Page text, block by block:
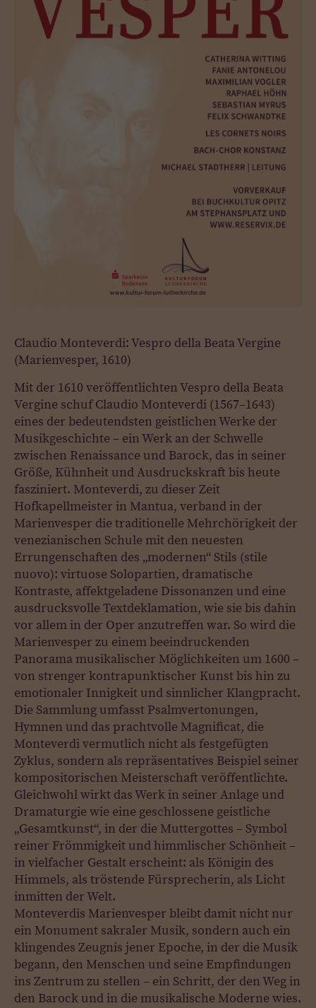
Claudio Monteverdi: Vespro della Beata Vergine
(Marienvesper, 1610)
Mit der 1610 veröffentlichten Vespro della Beata
Vergine schuf Claudio Monteverdi (1567–1643)
eines der bedeutendsten geistlichen Werke der
Musikgeschichte – ein Werk an der Schwelle
zwischen Renaissance und Barock, das in seiner
Größe, Kühnheit und Ausdruckskraft bis heute
fasziniert. Monteverdi, zu dieser Zeit
Hofkapellmeister in Mantua, verband in der
Marienvesper die traditionelle Mehrchörigkeit der
venezianischen Schule mit den neuesten
Errungenschaften des „modernen“ Stils (stile
nuovo): virtuose Solopartien, dramatische
Kontraste, affektgeladene Dissonanzen und eine
ausdrucksvolle Textdeklamation, wie sie bis dahin
vor allem in der Oper anzutreffen war. So wird die
Marienvesper zu einem beeindruckenden
Panorama musikalischer Möglichkeiten um 1600 –
von strenger kontrapunktischer Kunst bis hin zu
emotionaler Innigkeit und sinnlicher Klangpracht.
Die Sammlung umfasst Psalmvertonungen,
Hymnen und das prachtvolle Magnificat, die
Monteverdi vermutlich nicht als festgefügten
Zyklus, sondern als repräsentatives Beispiel seiner
kompositorischen Meisterschaft veröffentlichte.
Gleichwohl wirkt das Werk in seiner Anlage und
Dramaturgie wie eine geschlossene geistliche
„Gesamtkunst“, in der die Muttergottes – Symbol
reiner Frömmigkeit und himmlischer Schönheit –
in vielfacher Gestalt erscheint: als Königin des
Himmels, als tröstende Fürsprecherin, als Licht
inmitten der Welt.
Monteverdis Marienvesper bleibt damit nicht nur
ein Monument sakraler Musik, sondern auch ein
klingendes Zeugnis jener Epoche, in der die Musik
begann, den Menschen und seine Empfindungen
ins Zentrum zu stellen – ein Schritt, der den Weg in
den Barock und in die musikalische Moderne wies.